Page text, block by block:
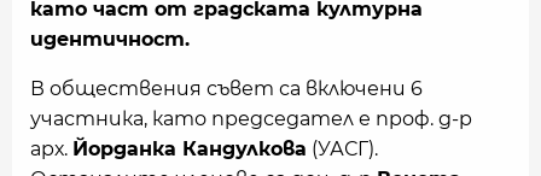
като част от градската културна
идентичност.
В обществения съвет са включени 6
участника, като председател е проф. д-р
арх. Йорданка Кандулкова (УАСГ).